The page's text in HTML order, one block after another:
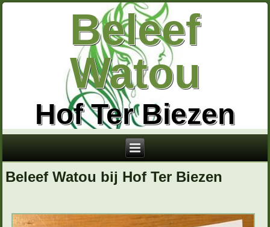
Beleef
Watou
Hof Ter Biezen
Beleef Watou bij Hof Ter Biezen